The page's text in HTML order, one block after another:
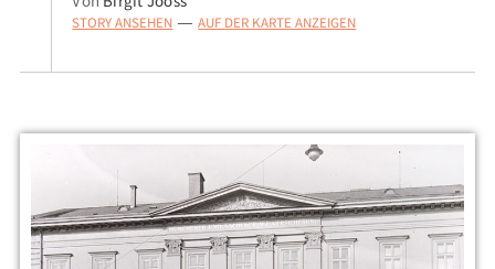
STORY ANSEHEN — AUF DER KARTE ANZEIGEN